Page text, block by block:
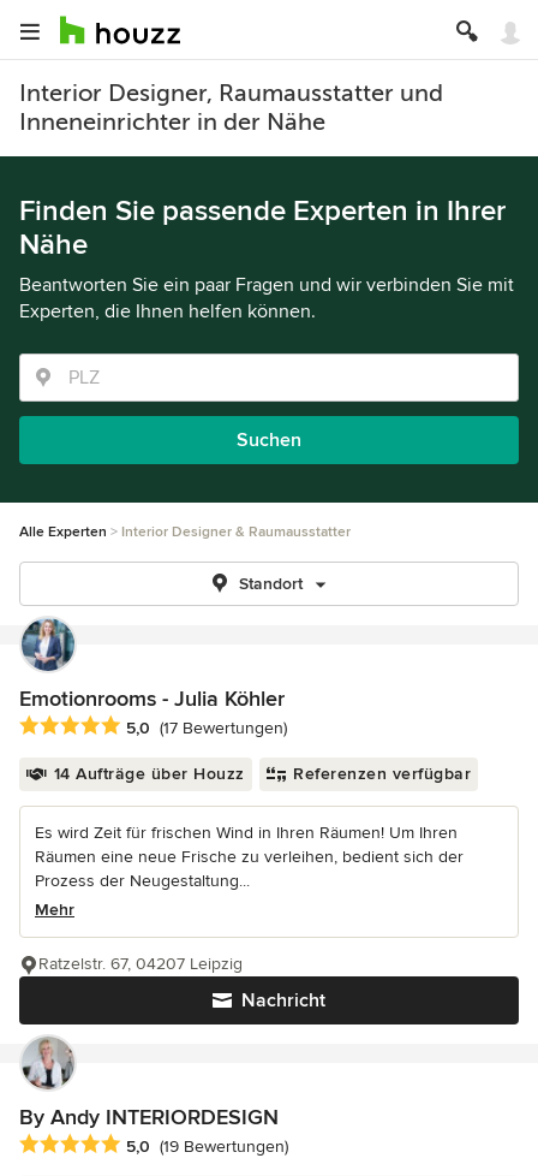
Interior Designer, Raumausstatter und
Inneneinrichter in der Nähe
Finden Sie passende Experten in Ihrer
Nähe
Beantworten Sie ein paar Fragen und wir verbinden Sie mit
Experten, die Ihnen helfen können.
Suchen
Alle Experten Interior Designer & Raumausstatter
Standort
Emotionrooms - Julia Köhler
Durchschnittliche Bewertung: 5 von 5 Sternen
5,0 (17 Bewertungen)
14 Aufträge über Houzz Referenzen verfügbar
Es wird Zeit für frischen Wind in Ihren Räumen! Um Ihren
Räumen eine neue Frische zu verleihen, bedient sich der
Prozess der Neugestaltung...
Mehr
Nachricht
Ratzelstr. 67, 04207 Leipzig
By Andy INTERIORDESIGN
Durchschnittliche Bewertung: 5 von 5 Sternen
5,0 (19 Bewertungen)